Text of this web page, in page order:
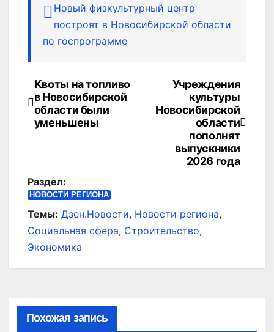
Новый физкультурный центр
построят в Новосибирской области
по госпрограмме
Навигация
по
Учреждения
культуры
Новосибирской
области
пополнят
выпускники
2026 года
Квоты на топливо
в Новосибирской
области были
уменьшены
Раздел:
НОВОСТИ РЕГИОНА
Темы: Дзен.Новости, Новости региона,
Социальная сфера, Строительство,
Экономика
Похожая запись